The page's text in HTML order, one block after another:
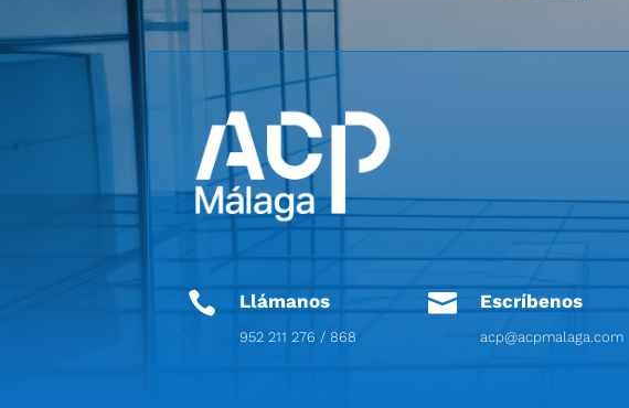
 Llámanos
952 211 276 / 868
 Escríbenos
acp@acpmalaga.com